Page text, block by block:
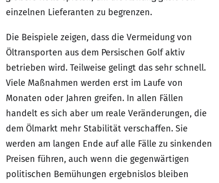
einzelnen Lieferanten zu begrenzen.
Die Beispiele zeigen, dass die Vermeidung von
Öltransporten aus dem Persischen Golf aktiv
betrieben wird. Teilweise gelingt das sehr schnell.
Viele Maßnahmen werden erst im Laufe von
Monaten oder Jahren greifen. In allen Fällen
handelt es sich aber um reale Veränderungen, die
dem Ölmarkt mehr Stabilität verschaffen. Sie
werden am langen Ende auf alle Fälle zu sinkenden
Preisen führen, auch wenn die gegenwärtigen
politischen Bemühungen ergebnislos bleiben